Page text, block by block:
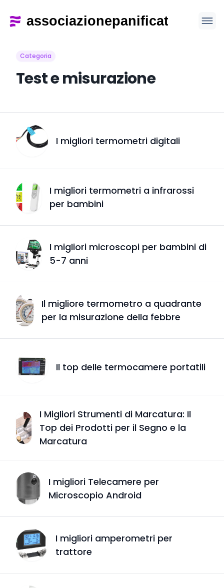
Categoria
Test e misurazione
I migliori termometri digitali
I migliori termometri a infrarossi
per bambini
I migliori microscopi per bambini di
5-7 anni
Il migliore termometro a quadrante
per la misurazione della febbre
Il top delle termocamere portatili
I Migliori Strumenti di Marcatura: Il
Top dei Prodotti per il Segno e la
Marcatura
I migliori Telecamere per
Microscopio Android
I migliori amperometri per
trattore